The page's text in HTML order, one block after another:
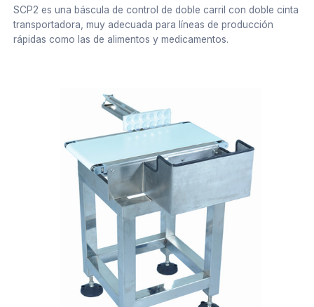
SCP2 es una báscula de control de doble carril con doble cinta
transportadora, muy adecuada para líneas de producción
rápidas como las de alimentos y medicamentos.